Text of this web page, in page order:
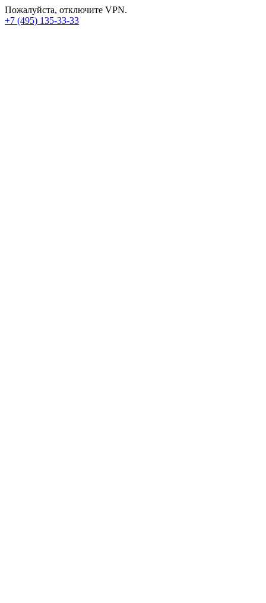
Пожалуйста, отключите VPN.
+7 (495) 135-33-33